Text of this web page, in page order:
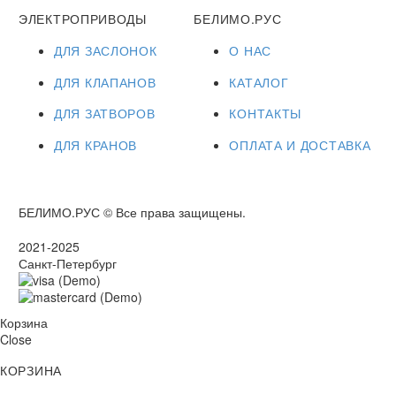
ЭЛЕКТРОПРИВОДЫ
ДЛЯ ЗАСЛОНОК
ДЛЯ КЛАПАНОВ
ДЛЯ ЗАТВОРОВ
ДЛЯ КРАНОВ
БЕЛИМО.РУС
О НАС
КАТАЛОГ
КОНТАКТЫ
ОПЛАТА И ДОСТАВКА
БЕЛИМО.РУС © Все права защищены.
2021-2025
Санкт-Петербург
Корзина
Close
КОРЗИНА